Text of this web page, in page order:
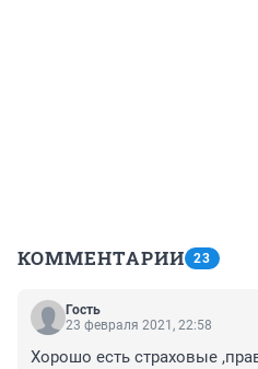
КОММЕНТАРИИ 23
Гость
23 февраля 2021, 22:58
Хорошо есть страховые